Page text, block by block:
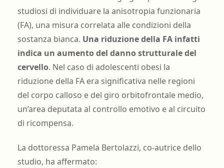
studiosi di individuare la anisotropia funzionaria
(FA), una misura correlata alle condizioni della
sostanza bianca. Una riduzione della FA infatti
indica un aumento del danno strutturale del
cervello. Nel caso di adolescenti obesi la
riduzione della FA era significativa nelle regioni
del corpo calloso e del giro orbitofrontale medio,
un’area deputata al controllo emotivo e al circuito
di ricompensa.
La dottoressa Pamela Bertolazzi, co-autrice dello
studio, ha affermato: